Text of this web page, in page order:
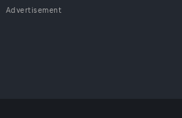
Advertisement